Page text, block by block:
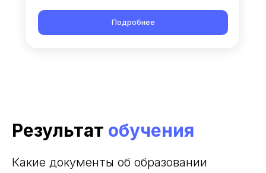
Подробнее
Результат обучения
Какие документы об образовании